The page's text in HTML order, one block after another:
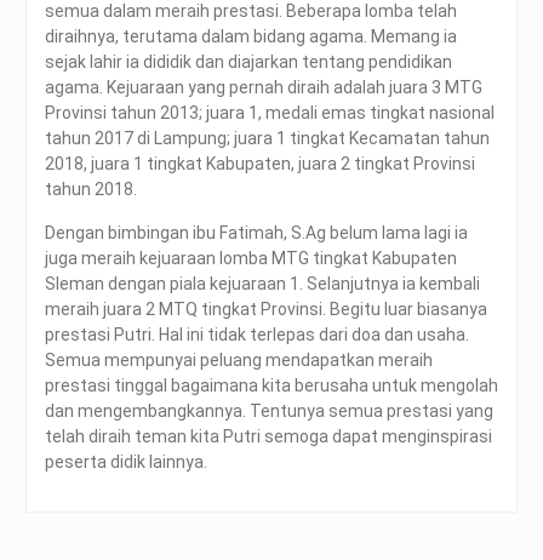
semua dalam meraih prestasi. Beberapa lomba telah
diraihnya, terutama dalam bidang agama. Memang ia
sejak lahir ia dididik dan diajarkan tentang pendidikan
agama. Kejuaraan yang pernah diraih adalah juara 3 MTG
Provinsi tahun 2013; juara 1, medali emas tingkat nasional
tahun 2017 di Lampung; juara 1 tingkat Kecamatan tahun
2018, juara 1 tingkat Kabupaten, juara 2 tingkat Provinsi
tahun 2018.
Dengan bimbingan ibu Fatimah, S.Ag belum lama lagi ia
juga meraih kejuaraan lomba MTG tingkat Kabupaten
Sleman dengan piala kejuaraan 1. Selanjutnya ia kembali
meraih juara 2 MTQ tingkat Provinsi. Begitu luar biasanya
prestasi Putri. Hal ini tidak terlepas dari doa dan usaha.
Semua mempunyai peluang mendapatkan meraih
prestasi tinggal bagaimana kita berusaha untuk mengolah
dan mengembangkannya. Tentunya semua prestasi yang
telah diraih teman kita Putri semoga dapat menginspirasi
peserta didik lainnya.